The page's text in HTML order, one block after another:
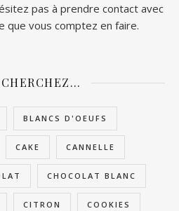
pas à prendre contact avec
que vous comptez en faire.
BLANCS D'OEUFS
CAKE CANNELLE
CHOCOLAT BLANC
CITRON COOKIES